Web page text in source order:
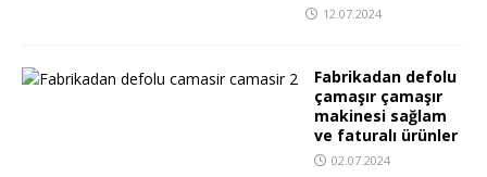
12.07.2024
Fabrikadan defolu
çamaşır çamaşır
makinesi sağlam
ve faturalı ürünler
02.07.2024